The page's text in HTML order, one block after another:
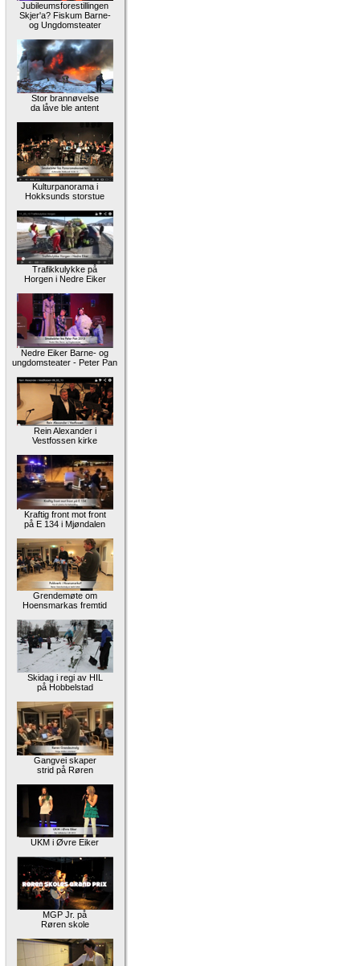
Jubileumsforestillingen
Skjer'a? Fiskum Barne-
og Ungdomsteater
Stor brannøvelse
da låve ble antent
Kulturpanorama i
Hokksunds storstue
Trafikkulykke på
Horgen i Nedre Eiker
Nedre Eiker Barne- og
ungdomsteater - Peter Pan
Rein Alexander i
Vestfossen kirke
Kraftig front mot front
på E 134 i Mjøndalen
Grendemøte om
Hoensmarkas fremtid
Skidag i regi av HIL
på Hobbelstad
Gangvei skaper
strid på Røren
UKM i Øvre Eiker
MGP Jr. på
Røren skole